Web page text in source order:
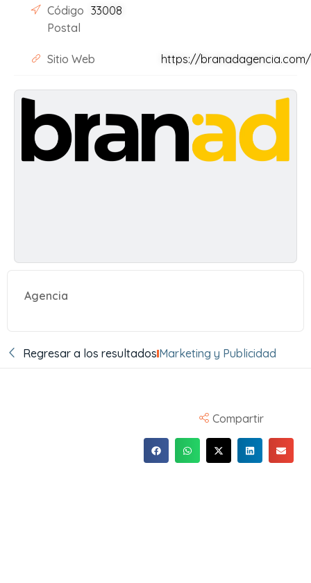
Código
Postal
33008
Sitio Web https://branadagencia.com/
Agencia
Regresar a los resultadosMarketing y Publicidad
Compartir